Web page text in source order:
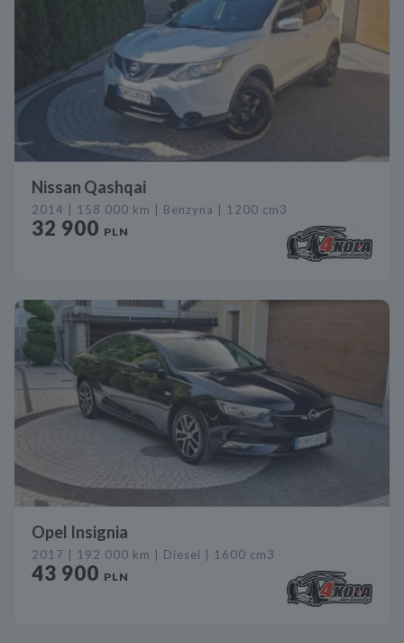
Nissan Qashqai
2014 | 158 000 km | Benzyna | 1200 cm3
32 900 PLN
Opel Insignia
2017 | 192 000 km | Diesel | 1600 cm3
43 900 PLN